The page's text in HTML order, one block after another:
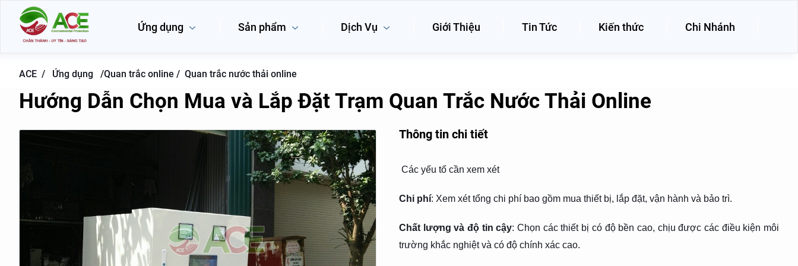
Ứng dụng Sản phẩm Dịch Vụ Giới Thiệu Tin Tức Kiến thức Chi Nhánh
ACE / Ứng dụng /Quan trắc online / Quan trắc nước thải online
Hướng Dẫn Chọn Mua và Lắp Đặt Trạm Quan Trắc Nước Thải Online
Thông tin chi tiết
Các yếu tố cần xem xét
Chi phí: Xem xét tổng chi phí bao gồm mua thiết bị, lắp đặt, vận hành và bảo trì.
Chất lượng và độ tin cậy: Chọn các thiết bị có độ bền cao, chịu được các điều kiện môi
trường khắc nghiệt và có độ chính xác cao.